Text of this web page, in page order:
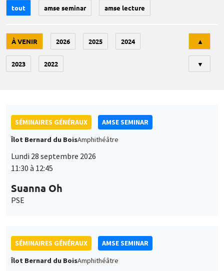
tout amse seminar amse lecture
À VENIR 2026 2025 2024
2023 2022
▲
▼
SÉMINAIRES GÉNÉRAUX
AMSE SEMINAR
Îlot Bernard du BoisAmphithéâtre
Lundi 28 septembre 2026
11:30 à 12:45
Suanna Oh
PSE
SÉMINAIRES GÉNÉRAUX
AMSE SEMINAR
Îlot Bernard du BoisAmphithéâtre